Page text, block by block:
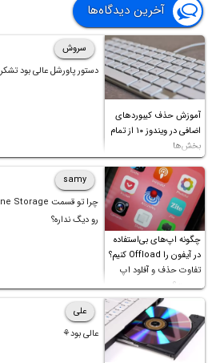
آخرین دیدگاه‌ها
آموزش حذف کیبوردهای
اضافی در ویندوز ۱۰ از تمام
بخش‌ها
سروش
دستور پاورشل عالی بود تشکر
چگونه اپ‌های بی‌استفاده
در آیفون را Offload کنیم؟
تفاوت حذف و آفلود اپ
چیست؟
samy
رو دیگ نداره؟
علی
عالی بود⚘